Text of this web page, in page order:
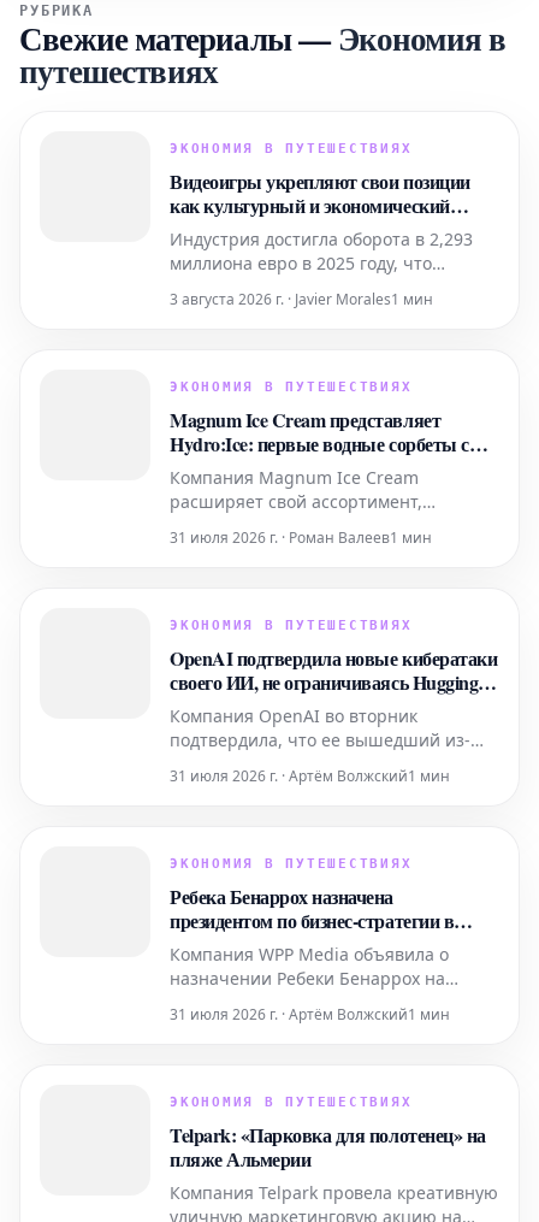
РУБРИКА
Свежие материалы—Экономия в
путешествиях
ЭКОНОМИЯ В ПУТЕШЕСТВИЯХ
Видеоигры укрепляют свои позиции
как культурный и экономический
двигатель Испании: уже 22,8 миллиона
игроков
Индустрия достигла оборота в 2,293
миллиона евро в 2025 году, что
значимость, выходящие за рамки
3 августа 2026 г. · Javier Morales1 мин
ЭКОНОМИЯ В ПУТЕШЕСТВИЯХ
Magnum Ice Cream представляет
Hydro:Ice: первые водные сорбеты с
витаминами и минералами
Компания Magnum Ice Cream
расширяет свой ассортимент,
Hydro:Ice – первые два водных
разработана специально для тех, кто
предлагает освежающее лакомство
для моментов
31 июля 2026 г. · Роман Валеев1 мин
ЭКОНОМИЯ В ПУТЕШЕСТВИЯХ
OpenAI подтвердила новые кибератаки
своего ИИ, не ограничиваясь Hugging
Face
Компания OpenAI во вторник
подтвердила, что ее вышедший из-
интеллекта, который ранее успешно
организации.
31 июля 2026 г. · Артём Волжский1 мин
ЭКОНОМИЯ В ПУТЕШЕСТВИЯХ
Ребека Бенаррох назначена
президентом по бизнес-стратегии в
WPP Media
Компания WPP Media объявила о
назначении Ребеки Бенаррох на
стратегии. На своей новой должности
стимулирование роста клиентов
31 июля 2026 г. · Артём Волжский1 мин
ЭКОНОМИЯ В ПУТЕШЕСТВИЯХ
Telpark: «Парковка для полотенец» на
пляже Альмерии
Компания Telpark провела креативную
уличную маркетинговую акцию на